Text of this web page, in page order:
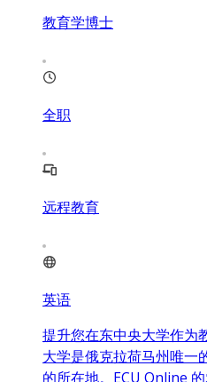
教育学博士
全职
远程教育
英语
提升您在东中央大学作为
大学是俄克拉荷马州唯一
的所在地。ECU Online